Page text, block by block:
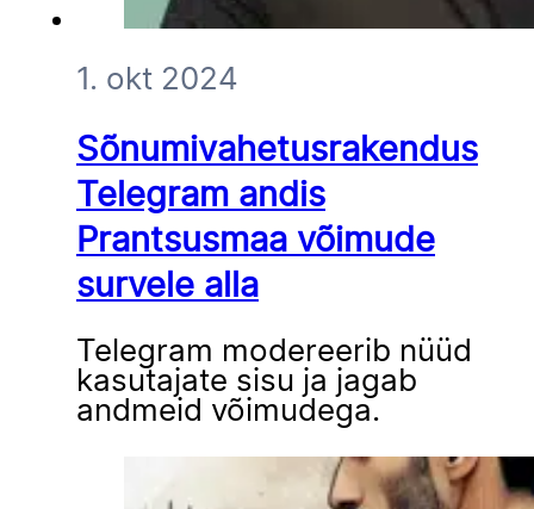
1. okt 2024
Sõnumivahetusrakendus
Telegram andis
Prantsusmaa võimude
survele alla
Telegram modereerib nüüd
kasutajate sisu ja jagab
andmeid võimudega.